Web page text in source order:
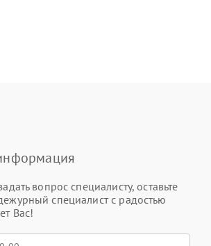
вопрос специалисту, оставьте
специалист с радостью
Вас!